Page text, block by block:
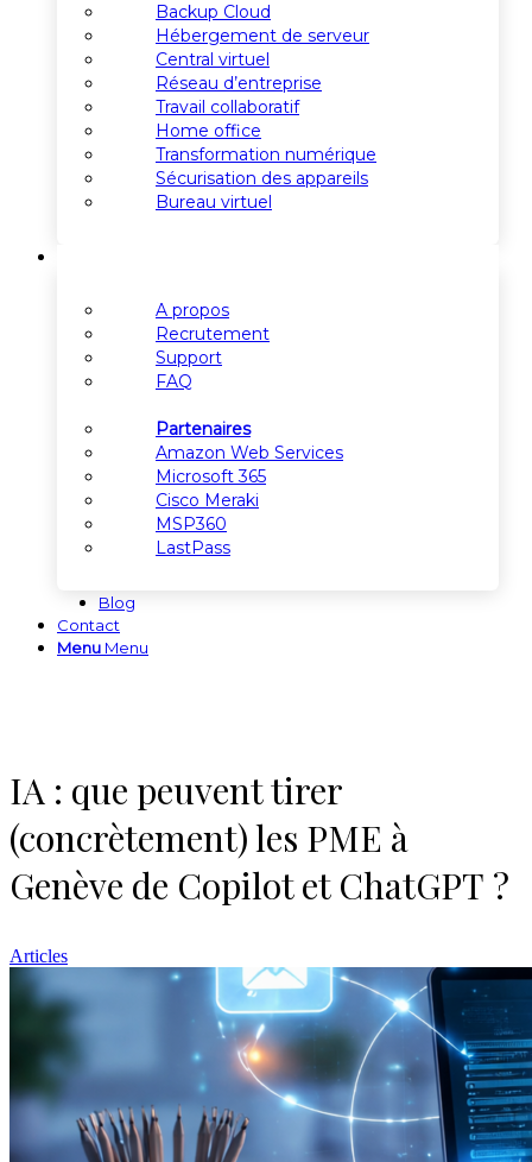
Backup Cloud
Hébergement de serveur
Central virtuel
Réseau d’entreprise
Travail collaboratif
Home office
Transformation numérique
Sécurisation des appareils
Bureau virtuel
A propos
Recrutement
Support
FAQ
Partenaires
Amazon Web Services
Microsoft 365
Cisco Meraki
MSP360
LastPass
Blog
Contact
Menu Menu
IA : que peuvent tirer
(concrètement) les PME à
Genève de Copilot et ChatGPT ?
Articles